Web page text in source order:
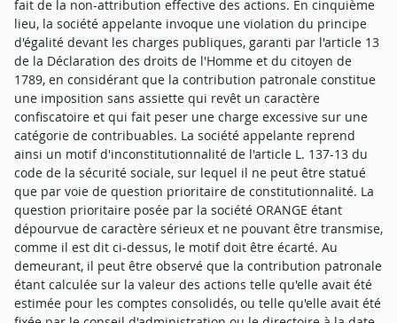
fait de la non-attribution effective des actions. En cinquième
lieu, la société appelante invoque une violation du principe
d'égalité devant les charges publiques, garanti par l'article 13
de la Déclaration des droits de l'Homme et du citoyen de
1789, en considérant que la contribution patronale constitue
une imposition sans assiette qui revêt un caractère
confiscatoire et qui fait peser une charge excessive sur une
catégorie de contribuables. La société appelante reprend
ainsi un motif d'inconstitutionnalité de l'article L. 137-13 du
code de la sécurité sociale, sur lequel il ne peut être statué
que par voie de question prioritaire de constitutionnalité. La
question prioritaire posée par la société ORANGE étant
dépourvue de caractère sérieux et ne pouvant être transmise,
comme il est dit ci-dessus, le motif doit être écarté. Au
demeurant, il peut être observé que la contribution patronale
étant calculée sur la valeur des actions telle qu'elle avait été
estimée pour les comptes consolidés, ou telle qu'elle avait été